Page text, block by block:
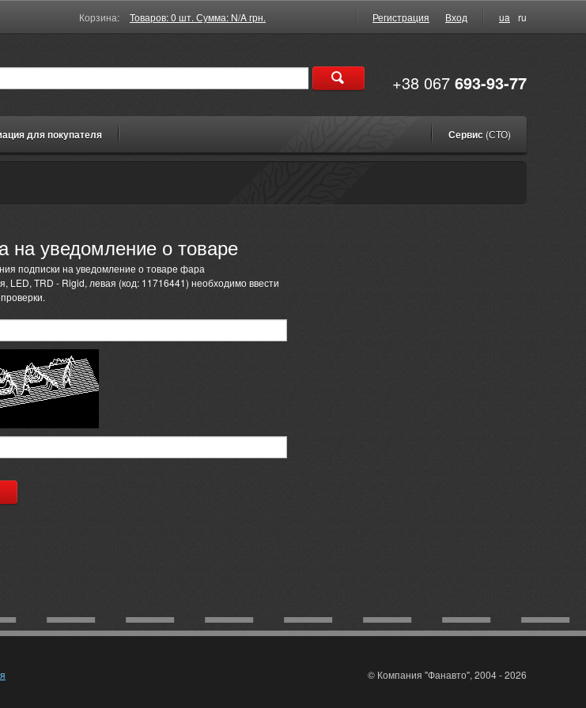
Корзина: Товаров: 0 шт. Сумма: N/A грн. Регистрация Вход ua ru
+38 067 693-93-77
для покупателя Сервис (СТО)
на уведомление о товаре
подписки на уведомление о товаре фара
LED, TRD - Rigid, левая (код: 11716441) необходимо ввести
© Компания "Фанавто", 2004 - 2026